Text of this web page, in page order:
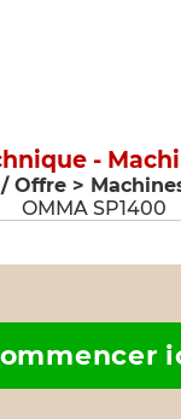
-
Offre >
OMMA SP1400